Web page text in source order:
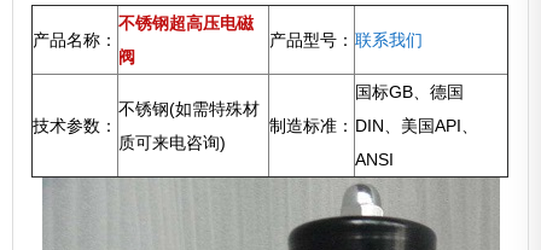
产品名称：
不锈钢超高压电磁
阀
产品型号： 联系我们
技术参数：
不锈钢(如需特殊材
质可来电咨询)
制造标准：
国标GB、德国
DIN、美国API、
ANSI